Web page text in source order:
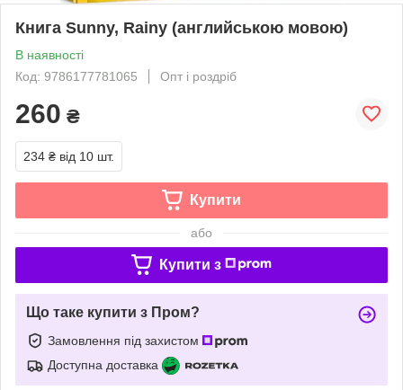
Книга Sunny, Rainy (английською мовою)
В наявності
Код: 9786177781065
Опт і роздріб
260 ₴
234 ₴ від 10 шт.
Купити
або
Купити з
Що таке купити з Пром?
Замовлення під захистом
Доступна доставка